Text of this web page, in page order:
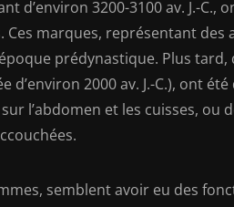
d’environ 3200-3100 av. J.-C.,
marques, représentant des
prédynastique. Plus tard,
2000 av. J.-C.), ont
l’abdomen et les cuisses, ou
semblent avoir eu des